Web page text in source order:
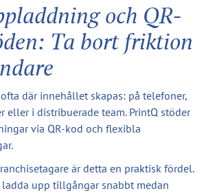
och QR-
Ta bort friktion
där innehållet skapas: på telefoner,
eller i distribuerade team. PrintQ stöder
via QR-kod och flexibla
är detta en praktisk fördel.
ladda upp tillgångar snabbt medan